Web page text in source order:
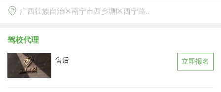
广西壮族自治区南宁市西乡塘区西宁路..
驾校代理
售后 立即报名